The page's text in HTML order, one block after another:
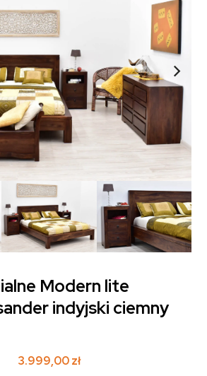
Modern lite
indyjski ciemny
3.999,00zł